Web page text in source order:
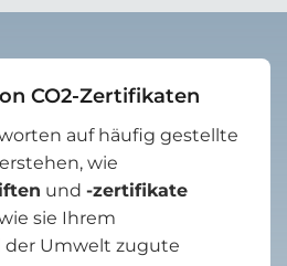
CO2-Zertifikaten
auf häufig gestellte
wie
und -zertifikate
sie Ihrem
Umwelt zugute